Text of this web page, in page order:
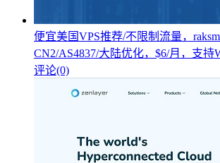
便宜美国VPS推荐/不限制流量，
CN2/AS4837/大陆优化，$6/月，支持
评论(0)